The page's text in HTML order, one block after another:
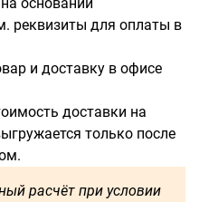
основании
реквизиты для оплаты в
и доставку в офисе
доставки на
только после
расчёт при условии
2000 2250
3000 3250